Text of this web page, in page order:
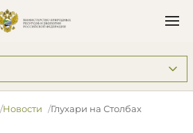
Новости Глухари на Столбах